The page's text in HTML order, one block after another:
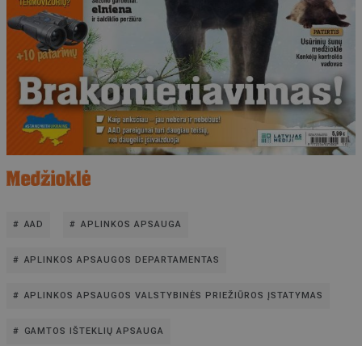
AAD APLINKOS APSAUGA
APLINKOS APSAUGOS DEPARTAMENTAS
APLINKOS APSAUGOS VALSTYBINĖS PRIEŽIŪROS ĮSTATYMAS
GAMTOS IŠTEKLIŲ APSAUGA